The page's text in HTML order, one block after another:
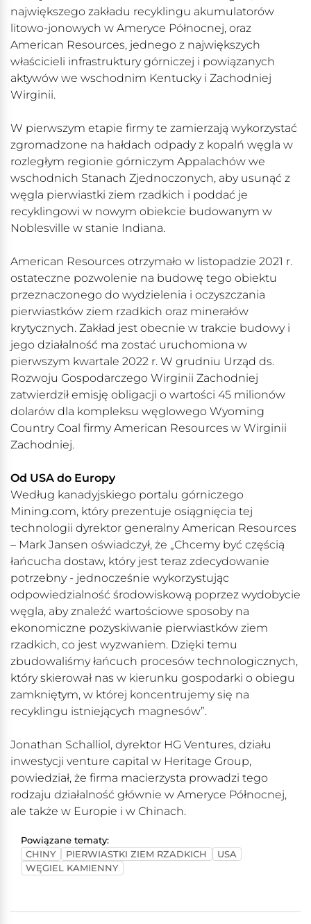
największego zakładu recyklingu akumulatorów
litowo-jonowych w Ameryce Północnej, oraz
American Resources, jednego z największych
właścicieli infrastruktury górniczej i powiązanych
aktywów we wschodnim Kentucky i Zachodniej
Wirginii.
W pierwszym etapie firmy te zamierzają wykorzystać
zgromadzone na hałdach odpady z kopalń węgla w
rozległym regionie górniczym Appalachów we
wschodnich Stanach Zjednoczonych, aby usunąć z
węgla pierwiastki ziem rzadkich i poddać je
recyklingowi w nowym obiekcie budowanym w
Noblesville w stanie Indiana.
American Resources otrzymało w listopadzie 2021 r.
ostateczne pozwolenie na budowę tego obiektu
przeznaczonego do wydzielenia i oczyszczania
pierwiastków ziem rzadkich oraz minerałów
krytycznych. Zakład jest obecnie w trakcie budowy i
jego działalność ma zostać uruchomiona w
pierwszym kwartale 2022 r. W grudniu Urząd ds.
Rozwoju Gospodarczego Wirginii Zachodniej
zatwierdził emisję obligacji o wartości 45 milionów
dolarów dla kompleksu węglowego Wyoming
Country Coal firmy American Resources w Wirginii
Zachodniej.
Od USA do Europy
Według kanadyjskiego portalu górniczego
Mining.com, który prezentuje osiągnięcia tej
technologii dyrektor generalny American Resources
– Mark Jansen oświadczył, że „Chcemy być częścią
łańcucha dostaw, który jest teraz zdecydowanie
potrzebny - jednocześnie wykorzystując
odpowiedzialność środowiskową poprzez wydobycie
węgla, aby znaleźć wartościowe sposoby na
ekonomiczne pozyskiwanie pierwiastków ziem
rzadkich, co jest wyzwaniem. Dzięki temu
zbudowaliśmy łańcuch procesów technologicznych,
który skierował nas w kierunku gospodarki o obiegu
zamkniętym, w której koncentrujemy się na
recyklingu istniejących magnesów”.
Jonathan Schalliol, dyrektor HG Ventures, działu
inwestycji venture capital w Heritage Group,
powiedział, że firma macierzysta prowadzi tego
rodzaju działalność głównie w Ameryce Północnej,
ale także w Europie i w Chinach.
Powiązane tematy:
CHINY
PIERWIASTKI ZIEM RZADKICH
USA
WĘGIEL KAMIENNY